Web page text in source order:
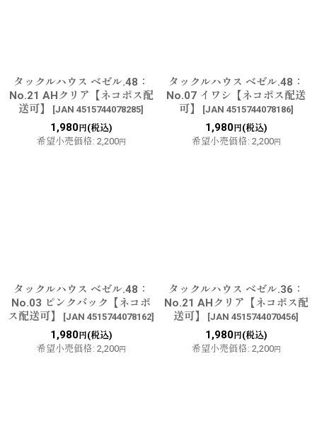
タックルハウス ベゼル.48：
No.21 AHクリア【ネコポス配
送可】
[JAN 4515744078285]
1,980円(税込)
希望小売価格: 2,200円
タックルハウス ベゼル.48：
No.07 イワシ【ネコポス配送
可】
[JAN 4515744078186]
1,980円(税込)
希望小売価格: 2,200円
タックルハウス ベゼル.48：
No.03 ピンクバック【ネコポ
ス配送可】
[JAN 4515744078162]
1,980円(税込)
希望小売価格: 2,200円
タックルハウス ベゼル.36：
No.21 AHクリア【ネコポス配
送可】
[JAN 4515744070456]
1,980円(税込)
希望小売価格: 2,200円